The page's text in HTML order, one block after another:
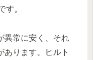
す。
異常に安く、それ
あります。ヒルト